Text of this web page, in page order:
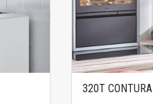
320T CONTURA